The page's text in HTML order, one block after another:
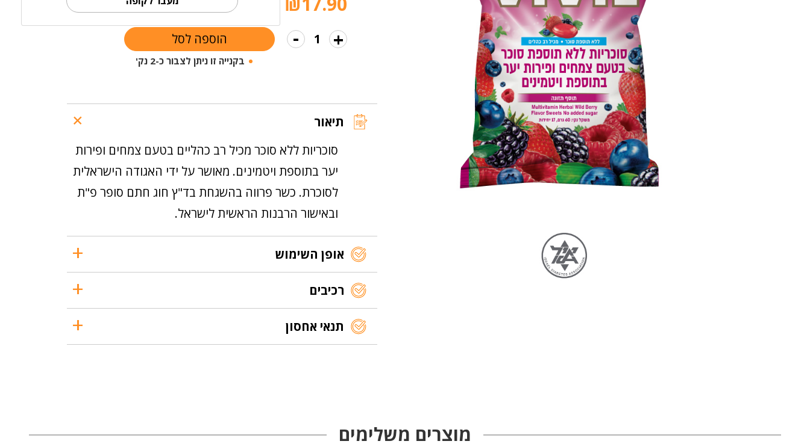
+ כמות
פירות
יער
- הוספה לסל
בקנייה זו ניתן לצבור כ-2 נק'
תיאור
סוכריות ללא סוכר מכיל רב כהליים בטעם צמחים ופירות
יער בתוספת ויטמינים. מאושר על ידי האגודה הישראלית
לסוכרת. כשר פרווה בהשגחת בד"ץ חוג חתם סופר פ"ת
ובאישור הרבנות הראשית לישראל.
אופן השימוש
רכיבים
תנאי אחסון
מוצרים משלימים